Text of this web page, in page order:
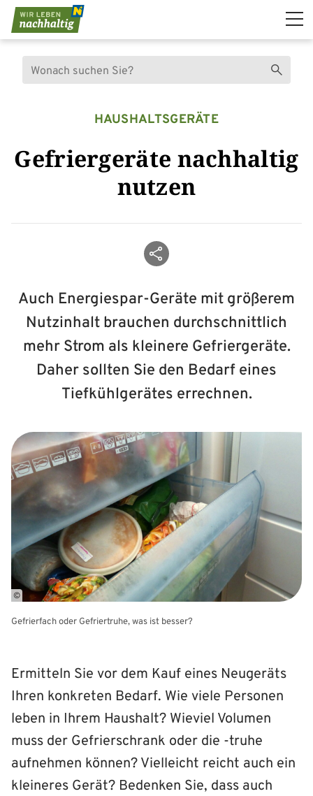
Navigation überspringen
Suche Suchen
HAUSHALTSGERÄTE
Gefriergeräte nachhaltig
nutzen
Beitrag teilen
Auch Energiespar-Geräte mit größerem
Nutzinhalt brauchen durchschnittlich
mehr Strom als kleinere Gefriergeräte.
Daher sollten Sie den Bedarf eines
Tiefkühlgerätes errechnen.
©
Gefrierfach oder Gefriertruhe, was ist besser?
Ermitteln Sie vor dem Kauf eines Neugeräts
Ihren konkreten Bedarf. Wie viele Personen
leben in Ihrem Haushalt? Wieviel Volumen
muss der Gefrierschrank oder die -truhe
aufnehmen können? Vielleicht reicht auch ein
kleineres Gerät? Bedenken Sie, dass auch